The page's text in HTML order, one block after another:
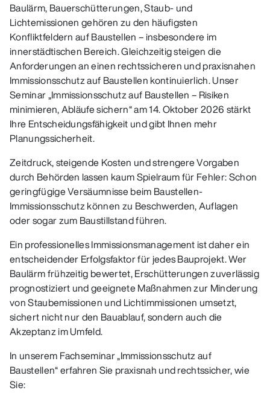
Baulärm, Bauerschütterungen, Staub- und
Lichtemissionen gehören zu den häufigsten
Konfliktfeldern auf Baustellen – insbesondere im
innerstädtischen Bereich. Gleichzeitig steigen die
Anforderungen an einen rechtssicheren und praxisnahen
Immissionsschutz auf Baustellen kontinuierlich. Unser
Seminar „Immissionsschutz auf Baustellen – Risiken
minimieren, Abläufe sichern“ am 14. Oktober 2026 stärkt
Ihre Entscheidungsfähigkeit und gibt Ihnen mehr
Planungssicherheit.
Zeitdruck, steigende Kosten und strengere Vorgaben
durch Behörden lassen kaum Spielraum für Fehler: Schon
geringfügige Versäumnisse beim Baustellen-
Immissionsschutz können zu Beschwerden, Auflagen
oder sogar zum Baustillstand führen.
Ein professionelles Immissionsmanagement ist daher ein
entscheidender Erfolgsfaktor für jedes Bauprojekt. Wer
Baulärm frühzeitig bewertet, Erschütterungen zuverlässig
prognostiziert und geeignete Maßnahmen zur Minderung
von Staubemissionen und Lichtimmissionen umsetzt,
sichert nicht nur den Bauablauf, sondern auch die
Akzeptanz im Umfeld.
In unserem Fachseminar „Immissionsschutz auf
Baustellen“ erfahren Sie praxisnah und rechtssicher, wie
Sie: